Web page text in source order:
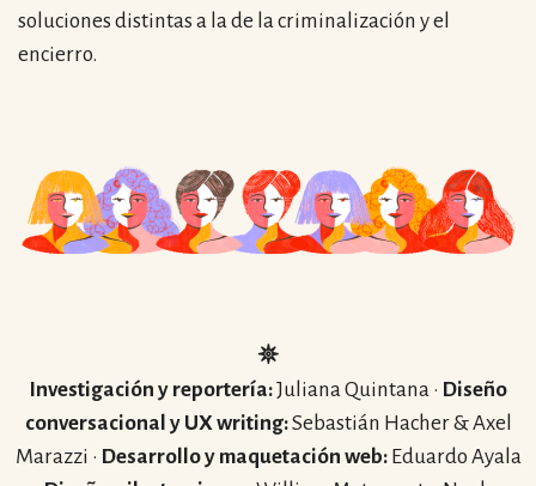
soluciones distintas a la de la criminalización y el
encierro.
𖤓
Investigación y reportería:Juliana Quintana · Diseño
conversacional y UX writing:Sebastián Hacher & Axel
Marazzi · Desarrollo y maquetación web:Eduardo Ayala